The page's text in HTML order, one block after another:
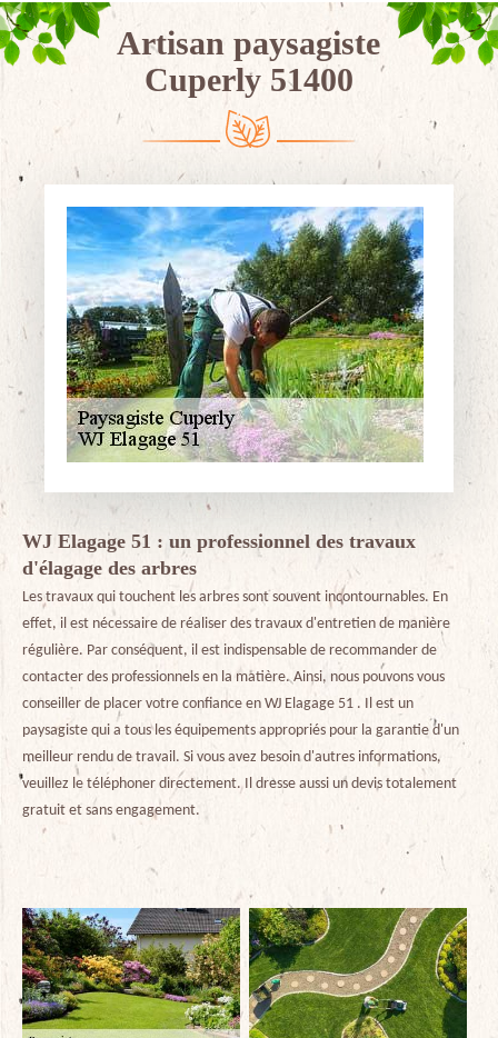
Artisan paysagiste
Cuperly 51400
WJ Elagage 51 : un professionnel des travaux
d'élagage des arbres
Les travaux qui touchent les arbres sont souvent incontournables. En
effet, il est nécessaire de réaliser des travaux d'entretien de manière
régulière. Par conséquent, il est indispensable de recommander de
contacter des professionnels en la matière. Ainsi, nous pouvons vous
conseiller de placer votre confiance en WJ Elagage 51 . Il est un
paysagiste qui a tous les équipements appropriés pour la garantie d'un
meilleur rendu de travail. Si vous avez besoin d'autres informations,
veuillez le téléphoner directement. Il dresse aussi un devis totalement
gratuit et sans engagement.